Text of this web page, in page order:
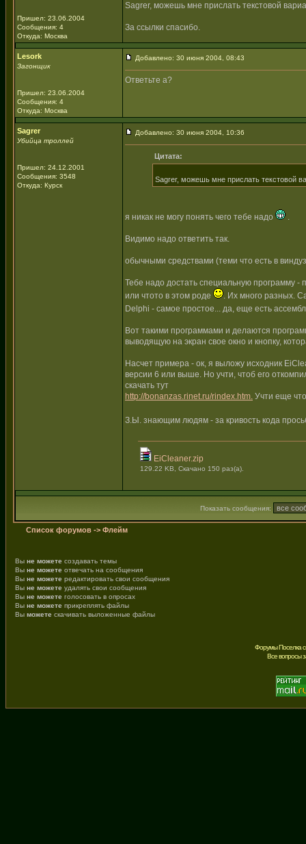
Пришел: 23.06.2004
Сообщения: 4
Откуда: Москва
Sagrer, можешь мне прислать текстовой
За ссылки спасибо.
Lesork
Загонщик
Пришел: 23.06.2004
Сообщения: 4
Откуда: Москва
Добавлено: 30 июня 2004, 08:43
Ответьте а?
Sagrer
Убийца троллей
Пришел: 24.12.2001
Сообщения: 3548
Откуда: Курск
Добавлено: 30 июня 2004, 10:36
Цитата:
Sagrer, можешь мне прислать текстовой
я никак не могу понять чего тебе надо .
Видимо надо ответить так.
обычными средствами (теми что есть в
Тебе надо достать специальную программу
или чтото в этом роде
. Их много разных.
Delphi - самое простое... да, еще есть
Вот такими программами и делаются
выводящую на экран свое окно и кнопку,
Насчет примера - ок, я выложу исходник
версии 6 или выше. Но учти, чтоб его
скачать тут
http://bonanzas.rinet.ru/rindex.htm. Учти еще
З.Ы. знающим людям - за кривость кода
EiCleaner.zip
129.22 KB, Скачано 150 раз(а).
Показать сообщения:
Список форумов -> Флейм
Вы не можете создавать темы
Вы не можете отвечать на сообщения
Вы не можете редактировать свои сообщения
Вы не можете удалять свои сообщения
Вы не можете голосовать в опросах
Вы не можете прикреплять файлы
Вы можете скачивать выложенные файлы
Форумы Поселка
Все вопросы